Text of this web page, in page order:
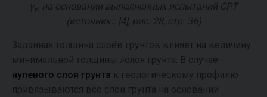
γw на основании выполненных испытаний СРТ
(источник:: [4], рис. 28, стр. 36)
Заданная толщина слоёв грунтов влияет на величину
минимальной толщины i- слоя грунта. В случае
нулевого слоя грунта к геологическому профилю
привязываются все слои грунта на основании